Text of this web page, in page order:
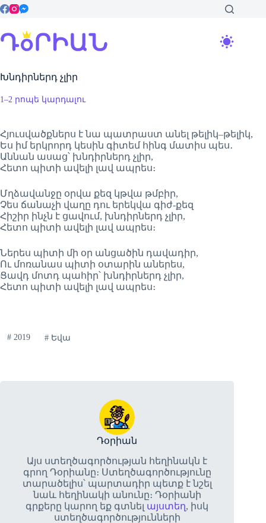
Skip
to
Խնդիրներդ չլիր
1–2 րոպե կարդալու
Հյուսվածքներս է նա պատրաստ անել թելիկ–թելիկ,
Ես իմ երկրորդ կեսին գիտեմ հինգ մատիս պես․
Աննան ասաց՝ խնդիրներդ չլիր,
Հետո պիտի ավելի լավ ապրես։
Մղձավանջը օրվա քեզ կթվա թմբիր,
Չես ճանաչի վաղը դու երեկվա գիժ-քեզ
Հիշիր ինչն է ցավում, խնդիրներդ չլիր,
Հետո պիտի ավելի լավ ապրես։
Ներես պիտի մի օր անցածին դավադիր,
Ու մոռանաս պիտի օտարին աներես,
Ցավդ մոտդ պահիր՝ խնդիրներդ չլիր,
Հետո պիտի ավելի լավ ապրես։
#2019 #Եվա
Դօրիան
Այս ստեղծագործության հեղինակն է
գրող Դօրիանը։ Ստեղծագործությունը
տարածելիս՝ պարտադիր պետք է նշել
նաև հեղինակի անունը։ Դօրիանի
գրքերը կարող եք գտնել այստեղ, իսկ
ստեղծագործությունների